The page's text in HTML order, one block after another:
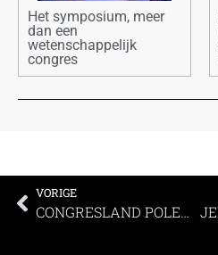
Het symposium, meer
dan een
wetenschappelijk
congres
VORIGE
CONGRESLAND POLEN – DUURZAAM EN VERRASSEND